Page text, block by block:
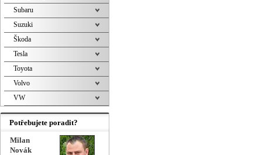
Subaru
Suzuki
Škoda
Tesla
Toyota
Volvo
VW
Potřebujete poradit?
Milan
Novák